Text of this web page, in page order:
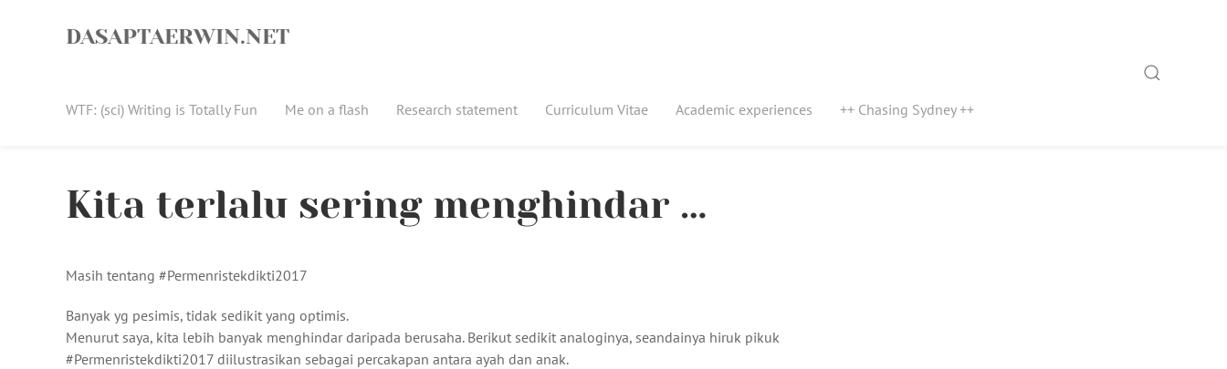
DASAPTAERWIN.NET
WTF: (sci) Writing is Totally Fun Me on a flash Research statement Curriculum Vitae Academic experiences ++ Chasing Sydney ++
Search
Kita terlalu sering menghindar …
Masih tentang #Permenristekdikti2017
Banyak yg pesimis, tidak sedikit yang optimis.
Menurut saya, kita lebih banyak menghindar daripada berusaha. Berikut sedikit analoginya, seandainya hiruk pikuk
#Permenristekdikti2017 diilustrasikan sebagai percakapan antara ayah dan anak.